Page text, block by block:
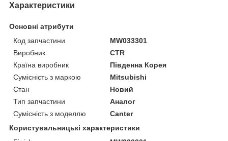
Характеристики
Основні атрибути
Код запчастини
MW033301
Виробник
CTR
Країна виробник
Південна Корея
Сумісність з маркою
Mitsubishi
Стан
Новий
Тип запчастини
Аналог
Сумісність з моделлю
Canter
Користувальницькі характеристики